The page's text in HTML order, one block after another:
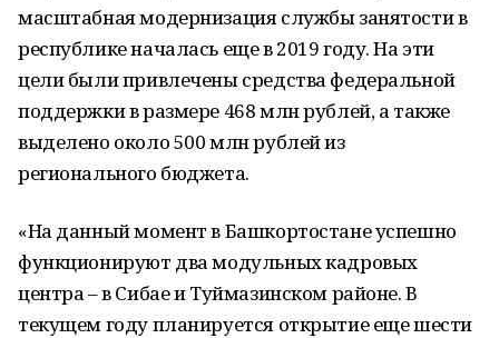
масштабная модернизация службы занятости в
республике началась еще в 2019 году. На эти
цели были привлечены средства федеральной
поддержки в размере 468 млн рублей, а также
выделено около 500 млн рублей из
регионального бюджета.
«На данный момент в Башкортостане успешно
функционируют два модульных кадровых
центра – в Сибае и Туймазинском районе. В
текущем году планируется открытие еще шести